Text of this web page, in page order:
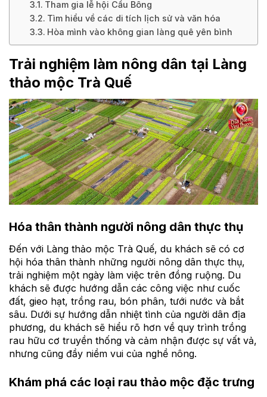
Tham gia lễ hội Cầu Bông
Tìm hiểu về các di tích lịch sử và văn hóa
Hòa mình vào không gian làng quê yên bình
Trải nghiệm làm nông dân tại Làng
thảo mộc Trà Quế
Hóa thân thành người nông dân thực thụ
Đến với Làng thảo mộc Trà Quế, du khách sẽ có cơ
hội hóa thân thành những người nông dân thực thụ,
trải nghiệm một ngày làm việc trên đồng ruộng. Du
khách sẽ được hướng dẫn các công việc như cuốc
đất, gieo hạt, trồng rau, bón phân, tưới nước và bắt
sâu. Dưới sự hướng dẫn nhiệt tình của người dân địa
phương, du khách sẽ hiểu rõ hơn về quy trình trồng
rau hữu cơ truyền thống và cảm nhận được sự vất vả,
nhưng cũng đầy niềm vui của nghề nông.
Khám phá các loại rau thảo mộc đặc trưng